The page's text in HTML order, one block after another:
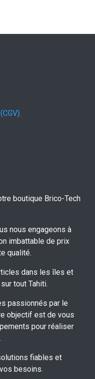
boutique Brico-Tech
nous engageons à
imbattable de prix
qualité.
dans les îles et
tout Tahiti.
passionnés par le
objectif est de vous
pour réaliser
fiables et
besoins.